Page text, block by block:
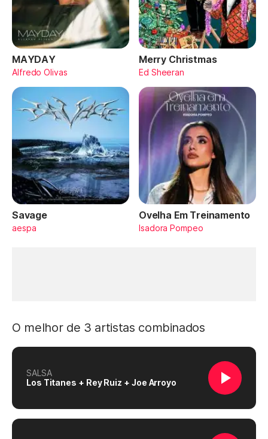
MAYDAY
Alfredo Olivas
Merry Christmas
Ed Sheeran
Savage
aespa
Ovelha Em Treinamento
Isadora Pompeo
O melhor de 3 artistas combinados
SALSA
Los Titanes + Rey Ruiz + Joe Arroyo